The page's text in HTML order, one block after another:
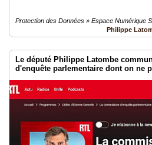
Protection des Données » Espace Numérique
Philippe
Le député Philippe Latombe
d'enquête parlementaire dont on ne